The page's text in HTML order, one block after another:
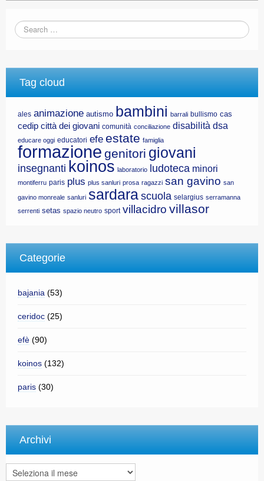
Tag cloud
ales animazione autismo bambini barrali bullismo cas
cedip città dei giovani comunità conciliazione disabilità dsa
educare oggi educatori efe estate famiglia
formazione genitori giovani
insegnanti koinos laboratorio ludoteca minori
montiferru paris plus plus sanluri prosa ragazzi san gavino san
gavino monreale sanluri sardara scuola selargius serramanna
serrenti setas spazio neutro sport villacidro villasor
Categorie
bajania (53)
ceridoc (25)
efè (90)
koinos (132)
paris (30)
Archivi
Archivi